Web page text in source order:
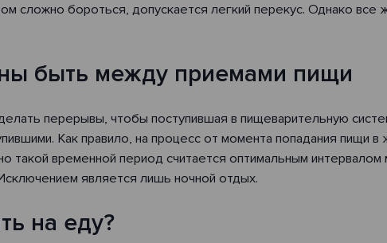
сложно бороться, допускается легкий перекус. Однако
быть между приемами пищи
перерывы, чтобы поступившая в пищеварительную
Как правило, на процесс от момента попадания пищи
такой временной период считается оптимальным
является лишь ночной отдых.
на еду?